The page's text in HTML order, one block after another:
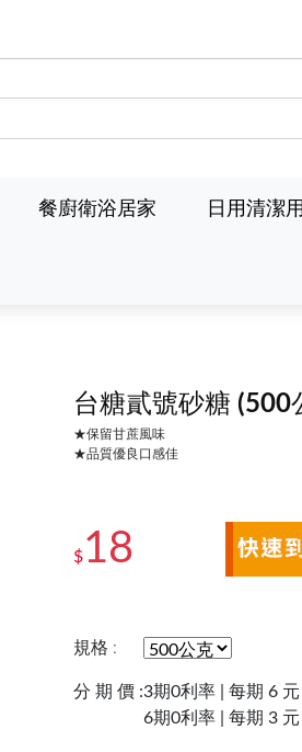
餐廚衛浴居家 日用清潔
台糖貳號砂糖 (500
★保留甘蔗風味
★品質優良口感佳
$18
規格 :
分 期 價 :3期0利率 | 每期 6 元
6期0利率 | 每期 3 元